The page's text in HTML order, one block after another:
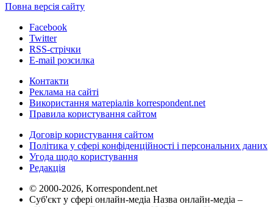
Повна версія сайту
Facebook
Twitter
RSS-стрічки
E-mail розсилка
Контакти
Реклама на сайті
Використання матеріалів korrespondent.net
Правила користування сайтом
Договір користування сайтом
Політика у сфері конфіденційності і персональних даних
Угода щодо користування
Редакція
© 2000-2026, Korrespondent.net
Суб'єкт у сфері онлайн-медіа Назва онлайн-медіа –